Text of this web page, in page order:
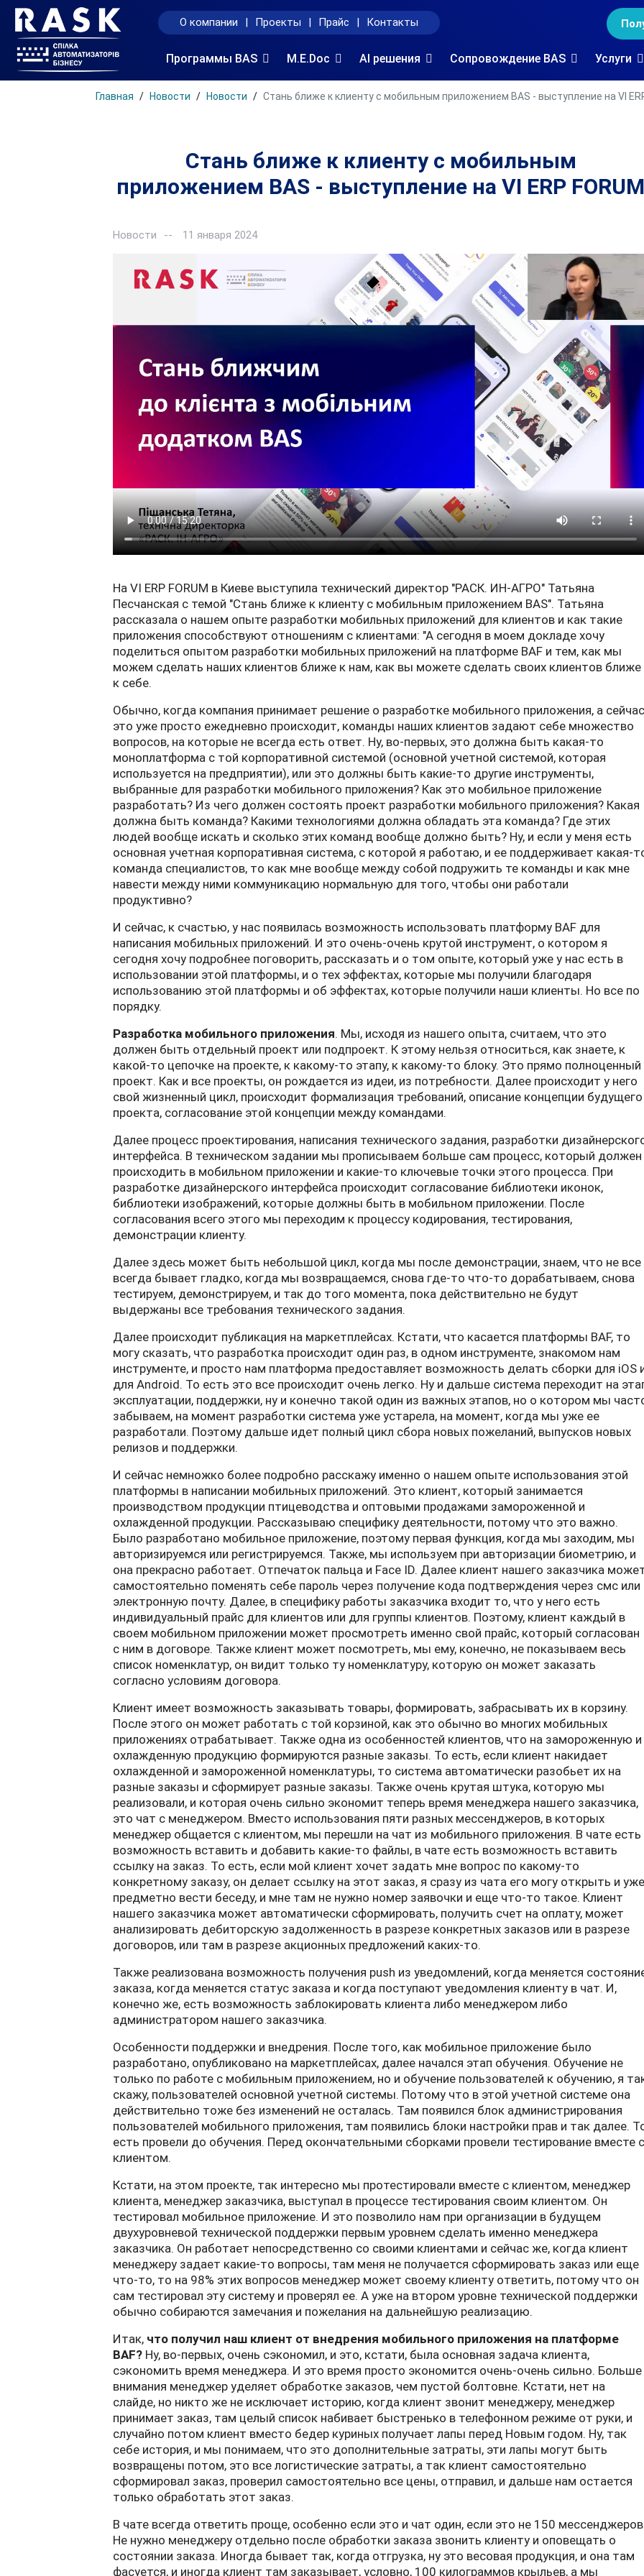
О компании | Проекты | Прайс | Контакты
Программы BAS M.E.Doc AI решения Сопровождение BAS Услуги
Главная Новости Новости Стань ближе к клиенту с мобильным приложением BAS - выступление на VI
Стань ближе к клиенту с мобильным
приложением BAS - выступление на VI ERP FORUM
Новости 11 января 2024
На VI ERP FORUM в Киеве выступила технический директор "РАСК. ИН-АГРО" Татьяна
Песчанская с темой "Стань ближе к клиенту с мобильным приложением BAS". Татьяна
рассказала о нашем опыте разработки мобильных приложений для клиентов и как такие
приложения способствуют отношениям с клиентами: "А сегодня в моем докладе хочу
поделиться опытом разработки мобильных приложений на платформе BAF и тем, как мы
можем сделать наших клиентов ближе к нам, как вы можете сделать своих клиентов ближе
к себе.
Обычно, когда компания принимает решение о разработке мобильного приложения, а сейчас
это уже просто ежедневно происходит, команды наших клиентов задают себе множество
вопросов, на которые не всегда есть ответ. Ну, во-первых, это должна быть какая-то
моноплатформа с той корпоративной системой (основной учетной системой, которая
используется на предприятии), или это должны быть какие-то другие инструменты,
выбранные для разработки мобильного приложения? Как это мобильное приложение
разработать? Из чего должен состоять проект разработки мобильного приложения? Какая
должна быть команда? Какими технологиями должна обладать эта команда? Где этих
людей вообще искать и сколько этих команд вообще должно быть? Ну, и если у меня есть
основная учетная корпоративная система, с которой я работаю, и ее поддерживает какая-
команда специалистов, то как мне вообще между собой подружить те команды и как мне
навести между ними коммуникацию нормальную для того, чтобы они работали
продуктивно?
И сейчас, к счастью, у нас появилась возможность использовать платформу BAF для
написания мобильных приложений. И это очень-очень крутой инструмент, о котором я
сегодня хочу подробнее поговорить, рассказать и о том опыте, который уже у нас есть в
использовании этой платформы, и о тех эффектах, которые мы получили благодаря
использованию этой платформы и об эффектах, которые получили наши клиенты. Но все по
порядку.
Разработка мобильного приложения. Мы, исходя из нашего опыта, считаем, что это
должен быть отдельный проект или подпроект. К этому нельзя относиться, как знаете, к
какой-то цепочке на проекте, к какому-то этапу, к какому-то блоку. Это прямо полноценный
проект. Как и все проекты, он рождается из идеи, из потребности. Далее происходит у него
свой жизненный цикл, происходит формализация требований, описание концепции будущего
проекта, согласование этой концепции между командами.
Далее процесс проектирования, написания технического задания, разработки
интерфейса. В техническом задании мы прописываем больше сам процесс, который должен
происходить в мобильном приложении и какие-то ключевые точки этого процесса. При
разработке дизайнерского интерфейса происходит согласование библиотеки иконок,
библиотеки изображений, которые должны быть в мобильном приложении. После
согласования всего этого мы переходим к процессу кодирования, тестирования,
демонстрации клиенту.
Далее здесь может быть небольшой цикл, когда мы после демонстрации, знаем, что не все
всегда бывает гладко, когда мы возвращаемся, снова где-то что-то дорабатываем, снова
тестируем, демонстрируем, и так до того момента, пока действительно не будут
выдержаны все требования технического задания.
Далее происходит публикация на маркетплейсах. Кстати, что касается платформы BAF, то
могу сказать, что разработка происходит один раз, в одном инструменте, знакомом нам
инструменте, и просто нам платформа предоставляет возможность делать сборки для iOS
для Android. То есть это все происходит очень легко. Ну и дальше система переходит на
эксплуатации, поддержки, ну и конечно такой один из важных этапов, но о котором мы
забываем, на момент разработки система уже устарела, на момент, когда мы уже ее
разработали. Поэтому дальше идет полный цикл сбора новых пожеланий, выпусков новых
релизов и поддержки.
И сейчас немножко более подробно расскажу именно о нашем опыте использования этой
платформы в написании мобильных приложений. Это клиент, который занимается
производством продукции птицеводства и оптовыми продажами замороженной и
охлажденной продукции. Рассказываю специфику деятельности, потому что это важно.
Было разработано мобильное приложение, поэтому первая функция, когда мы заходим, мы
авторизируемся или регистрируемся. Также, мы используем при авторизации биометрию, и
она прекрасно работает. Отпечаток пальца и Face ID. Далее клиент нашего заказчика
самостоятельно поменять себе пароль через получение кода подтверждения через смс или
электронную почту. Далее, в специфику работы заказчика входит то, что у него есть
индивидуальный прайс для клиентов или для группы клиентов. Поэтому, клиент каждый в
своем мобильном приложении может просмотреть именно свой прайс, который согласован
с ним в договоре. Также клиент может посмотреть, мы ему, конечно, не показываем весь
список номенклатур, он видит только ту номенклатуру, которую он может заказать
согласно условиям договора.
Клиент имеет возможность заказывать товары, формировать, забрасывать их в корзину.
После этого он может работать с той корзиной, как это обычно во многих мобильных
приложениях отрабатывает. Также одна из особенностей клиентов, что на замороженную и
охлажденную продукцию формируются разные заказы. То есть, если клиент накидает
охлажденной и замороженной номенклатуры, то система автоматически разобьет их на
разные заказы и сформирует разные заказы. Также очень крутая штука, которую мы
реализовали, и которая очень сильно экономит теперь время менеджера нашего заказчика,
это чат с менеджером. Вместо использования пяти разных мессенджеров, в которых
менеджер общается с клиентом, мы перешли на чат из мобильного приложения. В чате есть
возможность вставить и добавить какие-то файлы, в чате есть возможность вставить
ссылку на заказ. То есть, если мой клиент хочет задать мне вопрос по какому-то
конкретному заказу, он делает ссылку на этот заказ, я сразу из чата его могу открыть и уже
предметно вести беседу, и мне там не нужно номер заявочки и еще что-то такое. Клиент
нашего заказчика может автоматически сформировать, получить счет на оплату, может
анализировать дебиторскую задолженность в разрезе конкретных заказов или в разрезе
договоров, или там в разрезе акционных предложений каких-то.
Также реализована возможность получения push из уведомлений, когда меняется
заказа, когда меняется статус заказа и когда поступают уведомления клиенту в чат. И,
конечно же, есть возможность заблокировать клиента либо менеджером либо
администратором нашего заказчика.
Особенности поддержки и внедрения. После того, как мобильное приложение было
разработано, опубликовано на маркетплейсах, далее начался этап обучения. Обучение не
только по работе с мобильным приложением, но и обучение пользователей к обучению, я
скажу, пользователей основной учетной системы. Потому что в этой учетной системе она
действительно тоже без изменений не осталась. Там появился блок администрирования
пользователей мобильного приложения, там появились блоки настройки прав и так далее.
есть провели до обучения. Перед окончательными сборками провели тестирование вместе с
клиентом.
Кстати, на этом проекте, так интересно мы протестировали вместе с клиентом, менеджер
клиента, менеджер заказчика, выступал в процессе тестирования своим клиентом. Он
тестировал мобильное приложение. И это позволило нам при организации в будущем
двухуровневой технической поддержки первым уровнем сделать именно менеджера
заказчика. Он работает непосредственно со своими клиентами и сейчас же, когда клиент
менеджеру задает какие-то вопросы, там меня не получается сформировать заказ или еще
что-то, то на 98% этих вопросов менеджер может своему клиенту ответить, потому что он
сам тестировал эту систему и проверял ее. А уже на втором уровне технической поддержки
обычно собираются замечания и пожелания на дальнейшую реализацию.
Итак, что получил наш клиент от внедрения мобильного приложения на платформе
BAF? Ну, во-первых, очень сэкономил, и это, кстати, была основная задача клиента,
сэкономить время менеджера. И это время просто экономится очень-очень сильно. Больше
внимания менеджер уделяет обработке заказов, чем пустой болтовне. Кстати, нет на
слайде, но никто же не исключает историю, когда клиент звонит менеджеру, менеджер
принимает заказ, там целый список набивает быстренько в телефонном режиме от руки, и
случайно потом клиент вместо бедер куриных получает лапы перед Новым годом. Ну, так
себе история, и мы понимаем, что это дополнительные затраты, эти лапы могут быть
возвращены потом, это все логистические затраты, а так клиент самостоятельно
сформировал заказ, проверил самостоятельно все цены, отправил, и дальше нам остается
только обработать этот заказ.
В чате всегда ответить проще, особенно если это и чат один, если это не 150
Не нужно менеджеру отдельно после обработки заказа звонить клиенту и оповещать о
состоянии заказа. Иногда бывает так, когда отгрузка, ну это весовая продукция, и она там
фасуется, и иногда клиент там заказывает, условно, 100 килограммов крыльев, а мы